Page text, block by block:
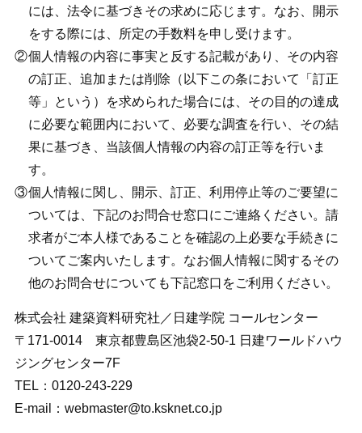
には、法令に基づきその求めに応じます。なお、開示
をする際には、所定の手数料を申し受けます。
個人情報の内容に事実と反する記載があり、その内容
の訂正、追加または削除（以下この条において「訂正
等」という）を求められた場合には、その目的の達成
に必要な範囲内において、必要な調査を行い、その結
果に基づき、当該個人情報の内容の訂正等を行いま
す。
個人情報に関し、開示、訂正、利用停止等のご要望に
ついては、下記のお問合せ窓口にご連絡ください。請
求者がご本人様であることを確認の上必要な手続きに
ついてご案内いたします。なお個人情報に関するその
他のお問合せについても下記窓口をご利用ください。
株式会社 建築資料研究社／日建学院 コールセンター
〒171-0014 東京都豊島区池袋2-50-1 日建ワールドハウ
ジングセンター7F
TEL：0120-243-229
E-mail：webmaster@to.ksknet.co.jp